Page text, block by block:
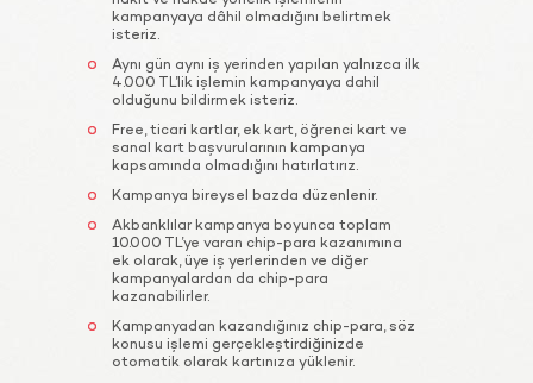
kampanyaya dâhil olmadığını belirtmek
isteriz.
Aynı gün aynı iş yerinden yapılan yalnızca ilk
4.000 TL’lik işlemin kampanyaya dahil
olduğunu bildirmek isteriz.
Free, ticari kartlar, ek kart, öğrenci kart ve
sanal kart başvurularının kampanya
kapsamında olmadığını hatırlatırız.
Kampanya bireysel bazda düzenlenir.
Akbanklılar kampanya boyunca toplam
10.000 TL’ye varan chip-para kazanımına
ek olarak, üye iş yerlerinden ve diğer
kampanyalardan da chip-para
kazanabilirler.
Kampanyadan kazandığınız chip-para, söz
konusu işlemi gerçekleştirdiğinizde
otomatik olarak kartınıza yüklenir.